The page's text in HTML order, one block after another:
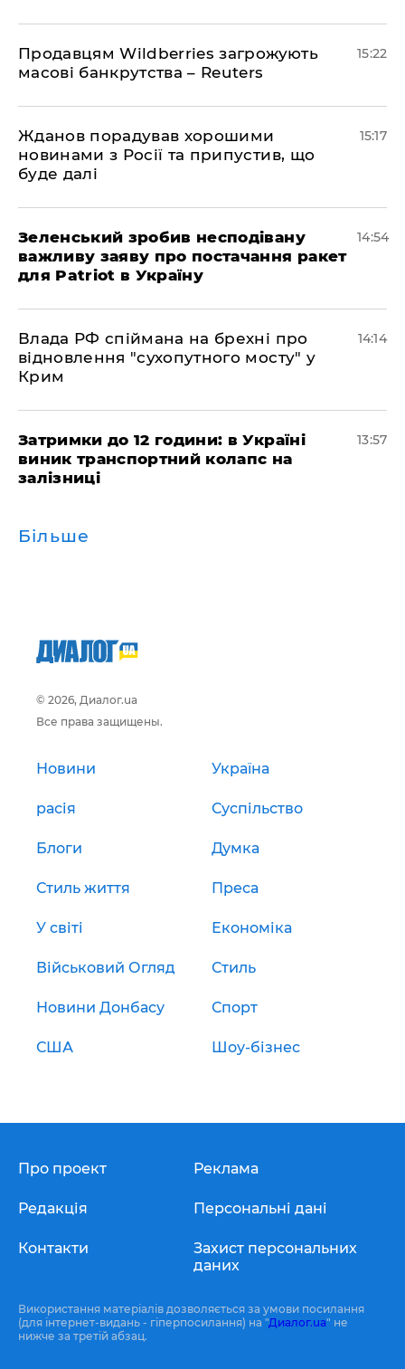
Продавцям Wildberries загрожують
масові банкрутства – Reuters
15:22
Жданов порадував хорошими
новинами з Росії та припустив, що
буде далі
15:17
Зеленський зробив несподівану
важливу заяву про постачання ракет
для Patriot в Україну
14:54
Влада РФ спіймана на брехні про
відновлення "сухопутного мосту" у
Крим
14:14
Затримки до 12 години: в Україні
виник транспортний колапс на
залізниці
13:57
Більше
© 2026, Диалог.ua
Все права защищены.
Новини Україна
расія Суспільство
Блоги Думка
Стиль життя Преса
У світі Економіка
Військовий Огляд Стиль
Новини Донбасу Спорт
США Шоу-бізнес
Про проект
Редакція
Контакти
Реклама
Персональні дані
Захист персональних
даних
Використання матеріалів дозволяється за умови посилання
(для інтернет-видань - гіперпосилання) на "Диалог.ua" не
нижче за третій абзац.